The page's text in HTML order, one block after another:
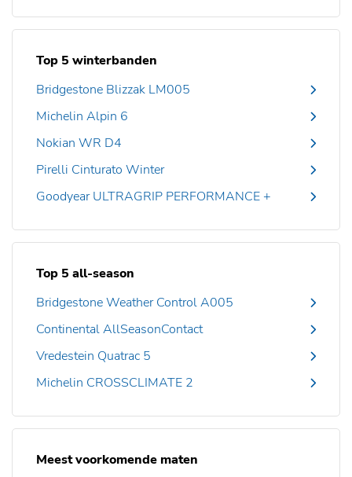
Top 5 winterbanden
Bridgestone Blizzak LM005
Michelin Alpin 6
Nokian WR D4
Pirelli Cinturato Winter
Goodyear ULTRAGRIP PERFORMANCE +
Top 5 all-season
Bridgestone Weather Control A005
Continental AllSeasonContact
Vredestein Quatrac 5
Michelin CROSSCLIMATE 2
Meest voorkomende maten